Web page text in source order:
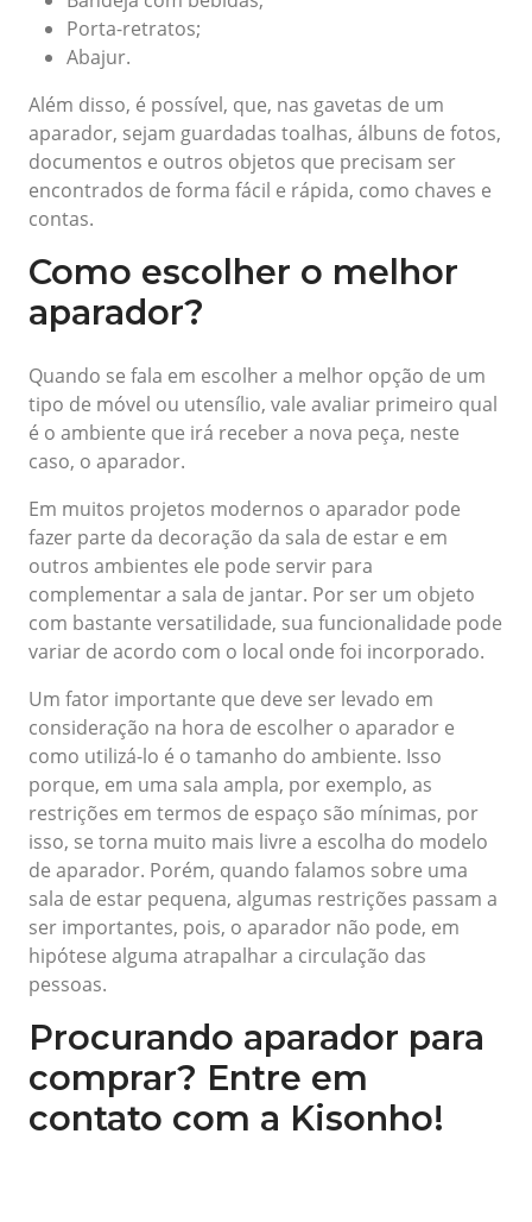
Porta-retratos;
Abajur.
Além disso, é possível, que, nas gavetas de um
aparador, sejam guardadas toalhas, álbuns de fotos,
documentos e outros objetos que precisam ser
encontrados de forma fácil e rápida, como chaves e
contas.
Como escolher o melhor
aparador?
Quando se fala em escolher a melhor opção de um
tipo de móvel ou utensílio, vale avaliar primeiro qual
é o ambiente que irá receber a nova peça, neste
caso, o aparador.
Em muitos projetos modernos o aparador pode
fazer parte da decoração da sala de estar e em
outros ambientes ele pode servir para
complementar a sala de jantar. Por ser um objeto
com bastante versatilidade, sua funcionalidade pode
variar de acordo com o local onde foi incorporado.
Um fator importante que deve ser levado em
consideração na hora de escolher o aparador e
como utilizá-lo é o tamanho do ambiente. Isso
porque, em uma sala ampla, por exemplo, as
restrições em termos de espaço são mínimas, por
isso, se torna muito mais livre a escolha do modelo
de aparador. Porém, quando falamos sobre uma
sala de estar pequena, algumas restrições passam a
ser importantes, pois, o aparador não pode, em
hipótese alguma atrapalhar a circulação das
pessoas.
Procurando aparador para
comprar? Entre em
contato com a Kisonho!